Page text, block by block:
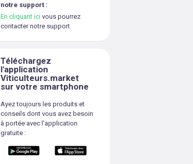
notre support :
En cliquant ici vous pourrez
contacter notre support
Téléchargez
l'application
Viticulteurs.market
sur votre smartphone
Ayez toujours les produits et
conseils dont vous avez besoin
à portée avec l'application
gratuite :